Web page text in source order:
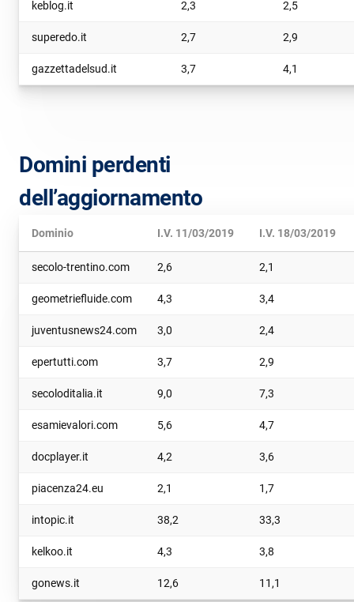
keblog.it 2,3 2,5
superedo.it 2,7 2,9
gazzettadelsud.it 3,7 4,1
Domini perdenti
dell’aggiornamento
Dominio I.V. 11/03/2019 I.V. 18/03/2019
secolo-trentino.com 2,6 2,1
geometriefluide.com 4,3 3,4
juventusnews24.com 3,0 2,4
epertutti.com 3,7 2,9
secoloditalia.it 9,0 7,3
esamievalori.com 5,6 4,7
docplayer.it 4,2 3,6
piacenza24.eu 2,1 1,7
intopic.it 38,2 33,3
kelkoo.it 4,3 3,8
gonews.it 12,6 11,1